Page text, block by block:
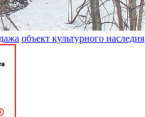
объект культурного наследия